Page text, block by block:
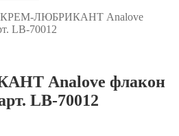
КРЕМ-ЛЮБРИКАНТ Analove
LB-70012
Analove флакон
LB-70012